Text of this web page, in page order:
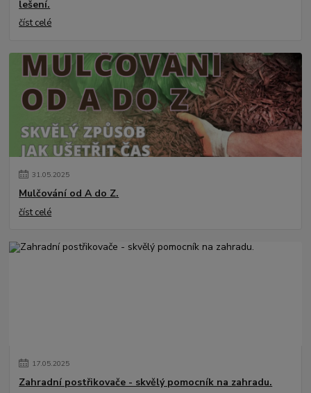
lešení.
číst celé
31.05.2025
Mulčování od A do Z.
číst celé
17.05.2025
Zahradní postřikovače - skvělý pomocník na zahradu.